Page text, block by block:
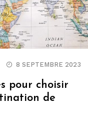
8 SEPTEMBRE 2023
pour choisir
de